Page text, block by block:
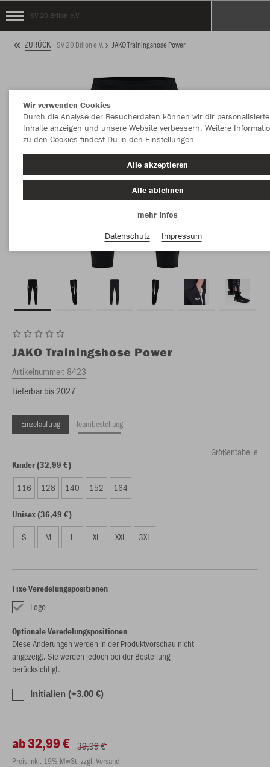
SV 20 Brilon e.V.
ZURÜCK SV 20 Brilon e.V. JAKO Trainingshose Power
JAKO Trainingshose Power
Artikelnummer:8423
Lieferbar bis 2027
Einzelauftrag Teambestellung
Größentabelle
Kinder (32,99 €)
116 128 140 152 164
Unisex (36,49 €)
S M L XL XXL 3XL
Fixe Veredelungspositionen
Logo
Optionale Veredelungspositionen
Diese Änderungen werden in der Produktvorschau nicht
angezeigt. Sie werden jedoch bei der Bestellung
berücksichtigt.
Initialien (+3,00 €)
ab 32,99 € 39,99 €
Preis inkl. 19% MwSt. zzgl. Versand
Wir verwenden Cookies
Durch die Analyse der Besucherdaten können wir dir personalisierte
Inhalte anzeigen und unsere Website verbessern. Weitere
zu den Cookies findest Du in den Einstellungen.
Alle akzeptieren
Alle ablehnen
mehr Infos
Datenschutz
Impressum